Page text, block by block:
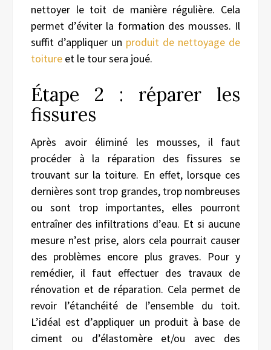
nettoyer le toit de manière régulière. Cela
permet d’éviter la formation des mousses. Il
suffit d’appliquer un produit de nettoyage de
toiture et le tour sera joué.
Étape 2 : réparer les
fissures
Après avoir éliminé les mousses, il faut
procéder à la réparation des fissures se
trouvant sur la toiture. En effet, lorsque ces
dernières sont trop grandes, trop nombreuses
ou sont trop importantes, elles pourront
entraîner des infiltrations d’eau. Et si aucune
mesure n’est prise, alors cela pourrait causer
des problèmes encore plus graves. Pour y
remédier, il faut effectuer des travaux de
rénovation et de réparation. Cela permet de
revoir l’étanchéité de l’ensemble du toit.
L’idéal est d’appliquer un produit à base de
ciment ou d’élastomère et/ou avec des